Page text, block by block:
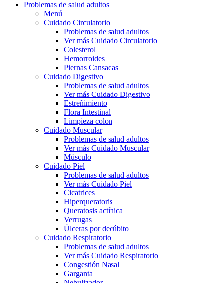
Problemas de salud adultos
Menú
Cuidado Circulatorio
Problemas de salud adultos
Ver más Cuidado Circulatorio
Colesterol
Hemorroides
Piernas Cansadas
Cuidado Digestivo
Problemas de salud adultos
Ver más Cuidado Digestivo
Estreñimiento
Flora Intestinal
Limpieza colon
Cuidado Muscular
Problemas de salud adultos
Ver más Cuidado Muscular
Músculo
Cuidado Piel
Problemas de salud adultos
Ver más Cuidado Piel
Cicatrices
Hiperqueratoris
Queratosis actínica
Verrugas
Úlceras por decúbito
Cuidado Respiratorio
Problemas de salud adultos
Ver más Cuidado Respiratorio
Congestión Nasal
Garganta